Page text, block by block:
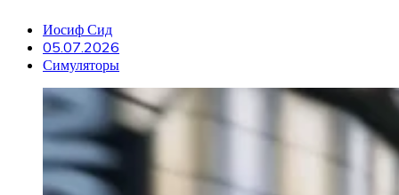
Иосиф Сид
05.07.2026
Симуляторы